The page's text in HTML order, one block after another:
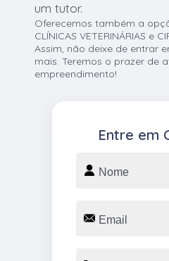
um tutor.
Oferecemos também a
CLÍNICAS VETERINÁRIAS e
Assim, não deixe de entrar
mais. Teremos o prazer de
empreendimento!
Entre em